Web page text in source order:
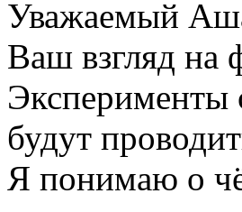
Уважаемый
Ваш взгляд на
Эксперименты
будут
Я понимаю о